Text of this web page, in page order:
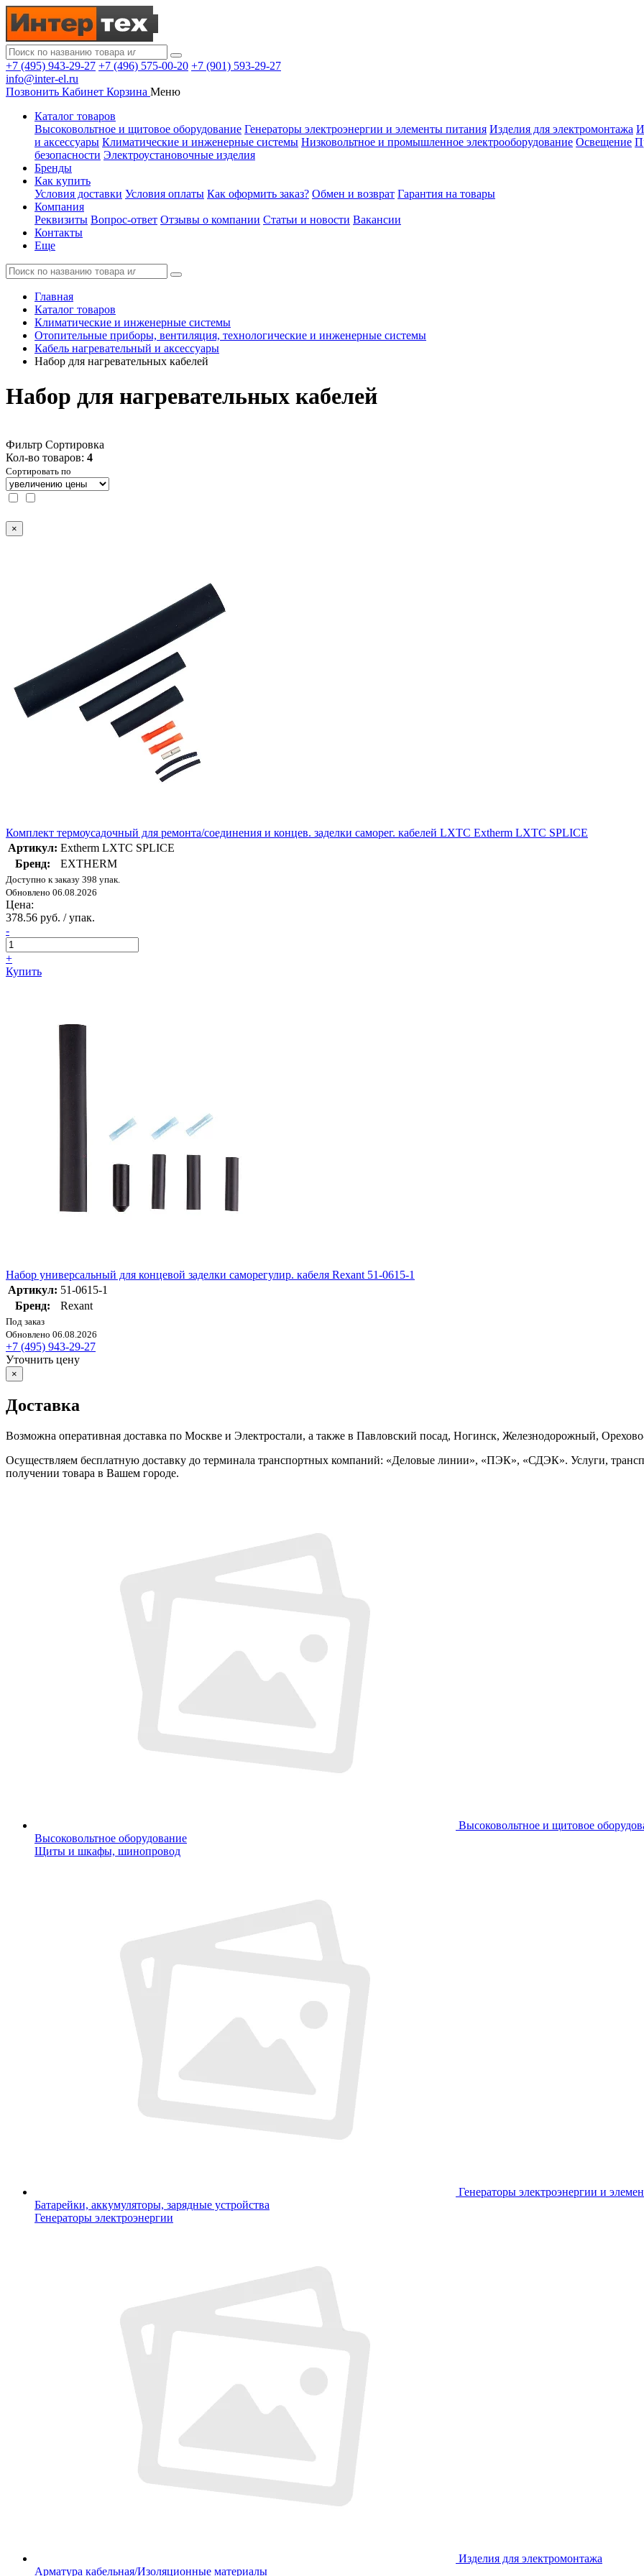
+7 (495) 943-29-27 +7 (496) 575-00-20 +7 (901) 593-29-27
info@inter-el.ru
Позвонить Кабинет Корзина Меню
Каталог товаров
Высоковольтное и щитовое оборудование Генераторы электроэнергии и элементы питания Изделия для электромонтажа
и аксессуары Климатические и инженерные системы Низковольтное и промышленное электрооборудование Освещение
безопасности Электроустановочные изделия
Бренды
Как купить
Условия доставки Условия оплаты Как оформить заказ? Обмен и возврат Гарантия на товары
Компания
Реквизиты Вопрос-ответ Отзывы о компании Статьи и новости Вакансии
Контакты
Еще
Главная
Каталог товаров
Климатические и инженерные системы
Отопительные приборы, вентиляция, технологические и инженерные системы
Кабель нагревательный и аксессуары
Набор для нагревательных кабелей
Набор для нагревательных кабелей
Фильтр Сортировка
Кол-во товаров: 4
Сортировать по
×
Комплект термоусадочный для ремонта/соединения и концев. заделки саморег. кабелей LXTC Extherm LXTC SPLICE
Артикул: Extherm LXTC SPLICE
Бренд:
EXTHERM
Доступно к заказу 398 упак.
Обновлено 06.08.2026
Цена:
378.56 руб. / упак.
-
+
Купить
Набор универсальный для концевой заделки саморегулир. кабеля Rexant 51-0615-1
Артикул: 51-0615-1
Бренд:
Rexant
Под заказ
Обновлено 06.08.2026
+7 (495) 943-29-27
Уточнить цену
×
Доставка
Возможна оперативная доставка по Москве и Электростали, а также в Павловский посад, Ногинск, Железнодорожный,
Осуществляем бесплатную доставку до терминала транспортных компаний: «Деловые линии», «ПЭК», «СДЭК». Услуги,
получении товара в Вашем городе.
Высоковольтное и щитовое
Высоковольтное оборудование
Щиты и шкафы, шинопровод
Генераторы электроэнергии и
Батарейки, аккумуляторы, зарядные устройства
Генераторы электроэнергии
Изделия для электромонтажа
Арматура кабельная/Изоляционные материалы